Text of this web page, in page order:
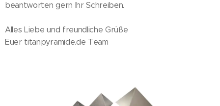
beantworten gern Ihr Schreiben.
Alles Liebe und freundliche Grüße
Euer titanpyramide.de Team